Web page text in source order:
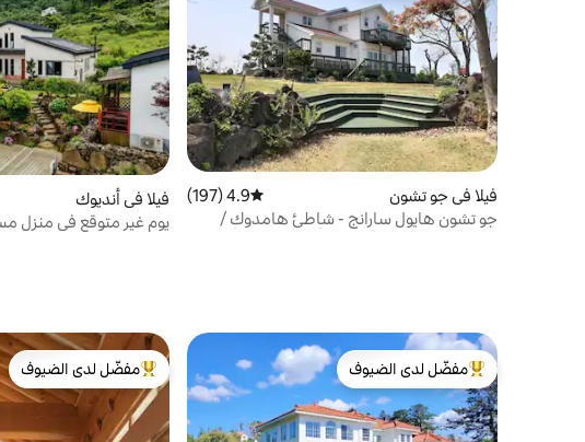
فيلا في جو تشون متوسط التقييم 4.9 من 5، 197 مراجعات
4.9 (197)
جو تشون هايول سارانج - شاطئ هامدوك /
فيلا في أنديوك
يوم غير متوقع في منزل
إقامة عاطفية / شاطئ
على الطراز الفنلندي مع
من أبرز البيوت المفضّلة لدى الضيوف
مفضّل لدى الضيوف
من أبرز البيوت المفضّلة
مفضّل لدى الضيوف